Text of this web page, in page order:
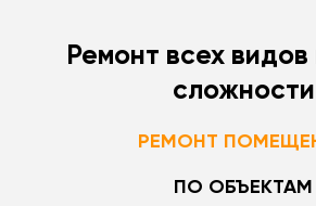
Ремонт всех
сложности
РЕМОНТ
ПО ОБЪЕКТАМ